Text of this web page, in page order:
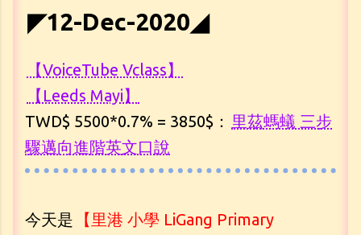
◤12-Dec-2020◢
【VoiceTube Vclass】
【Leeds Mayi】
TWD$ 5500*0.7% = 3850$： 里茲螞蟻 三步
驟邁向進階英文口說
今天是
【里港 小學 LiGang Primary